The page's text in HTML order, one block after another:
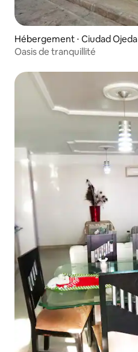
Hébergement ⋅ Ciudad Ojeda
Oasis de tranquillité